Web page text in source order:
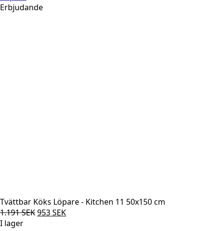
var:
Erbjudande
Tvättbar Köks Löpare - Kitchen 11 50x150 cm
1.191SEKDet
953SEKDet
I lager